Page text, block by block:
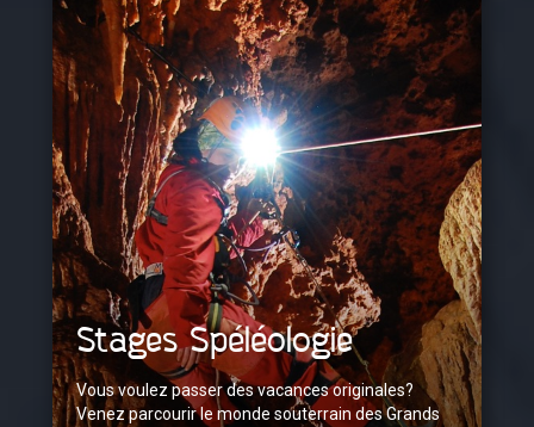
Stages Spéléologie
Vous voulez passer des vacances originales?
Venez parcourir le monde souterrain des Grands